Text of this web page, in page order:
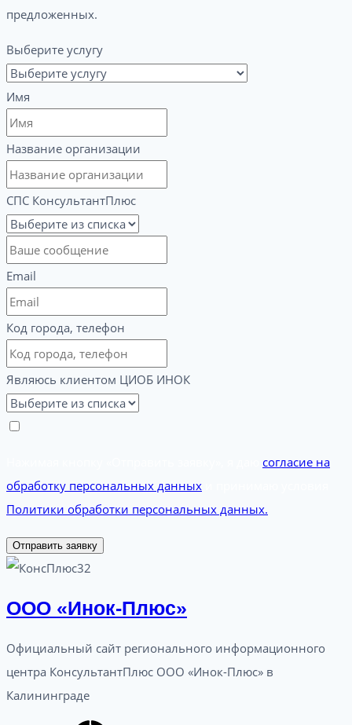
предложенных.
Выберите услугу
Имя
Название организации
СПС КонсультантПлюс
Email
Код города, телефон
Являюсь клиентом ЦИОБ ИНОК
согласие на
обработку персональных данных
Политики обработки персональных данных.
Отправить заявку
ООО «Инок-Плюс»
Официальный сайт регионального информационного
центра КонсультантПлюс ООО «Инок-Плюс» в
Калининграде